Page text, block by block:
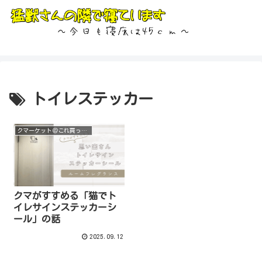
トイレステッカー
クマーケット＠これ買って！
クマがすすめる「猫でト
イレサインステッカーシ
ール」の話
2025.09.12